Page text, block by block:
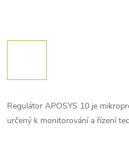
Regulátor APOSYS 10 je
určený k monitorování a řízení